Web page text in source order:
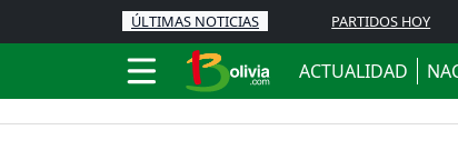
ÚLTIMAS NOTICIAS PARTIDOS HOY
ACTUALIDAD